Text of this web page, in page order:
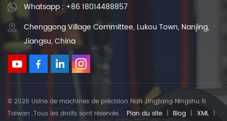
Whatsapp : +86 18014488857
Chenggong Village Committee, Lukou Town, Nanjing,
Jiangsu, China
© 2026 Usine de machines de précision NaN Jingjiang Ningshu N
Taiwan .Tous les droits sont réservés . Plan du site | Blog | XML |